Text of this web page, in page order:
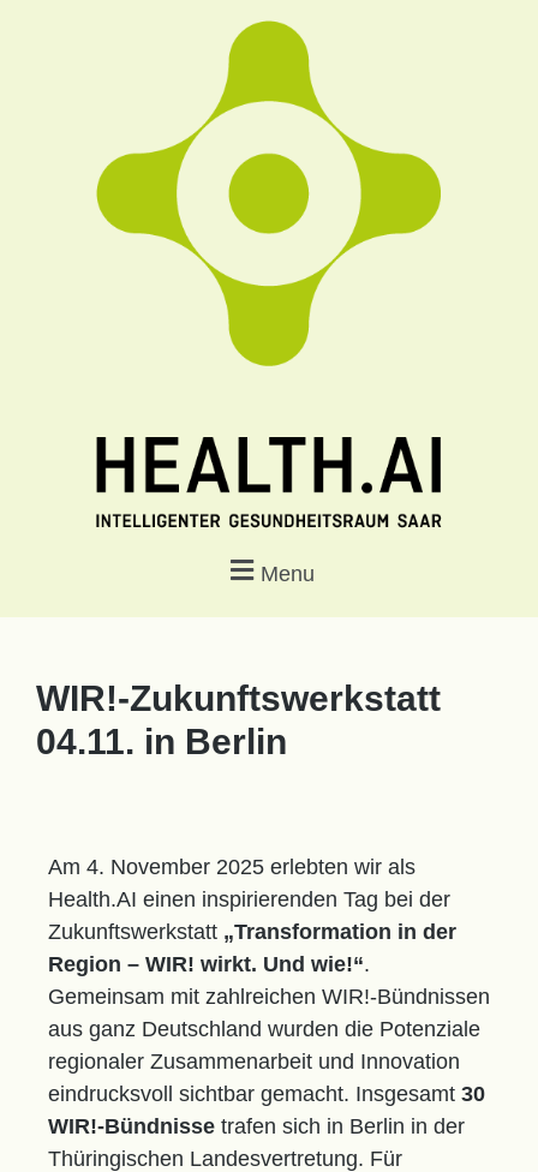
Menu
WIR!-Zukunftswerkstatt
04.11. in Berlin
Am 4. November 2025 erlebten wir als
Health.AI einen inspirierenden Tag bei der
Zukunftswerkstatt „Transformation in der
Region – WIR! wirkt. Und wie!“.
Gemeinsam mit zahlreichen WIR!-Bündnissen
aus ganz Deutschland wurden die Potenziale
regionaler Zusammenarbeit und Innovation
eindrucksvoll sichtbar gemacht. Insgesamt 30
WIR!-Bündnisse trafen sich in Berlin in der
Thüringischen Landesvertretung. Für